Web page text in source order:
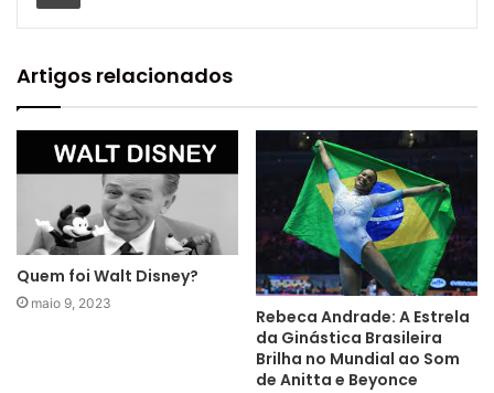
Artigos relacionados
Quem foi Walt Disney?
maio 9, 2023
Rebeca Andrade: A Estrela
da Ginástica Brasileira
Brilha no Mundial ao Som
de Anitta e Beyonce